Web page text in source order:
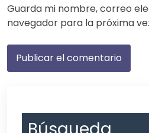
Guarda mi nombre, correo
navegador para la próxima